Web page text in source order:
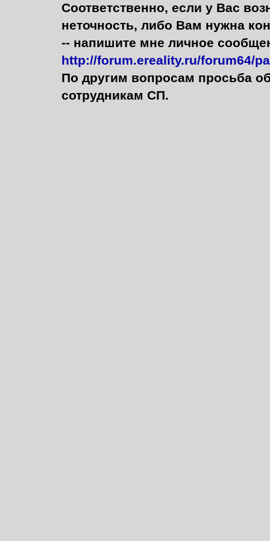
Соответственно, если у Вас
неточность, либо Вам нужна
-- напишите мне личное
http://forum.ereality.ru/forum64/
По другим вопросам просьба
сотрудникам СП.